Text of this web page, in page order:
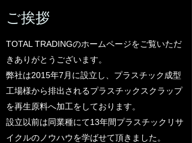
ご挨拶
TOTAL TRADINGのホームページをご覧いただ
きありがとうございます。
弊社は2015年7月に設立し、プラスチック成型
工場様から排出されるプラスチックスクラップ
を再生原料へ加工をしております。
設立以前は同業種にて13年間プラスチックリサ
イクルのノウハウを学ばせて頂きました。